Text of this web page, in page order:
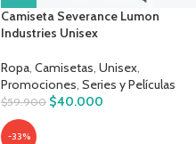
Camiseta Severance Lumon
Industries Unisex
Ropa, Camisetas, Unisex,
Promociones, Series y Películas
$59.900 $40.000
-33%